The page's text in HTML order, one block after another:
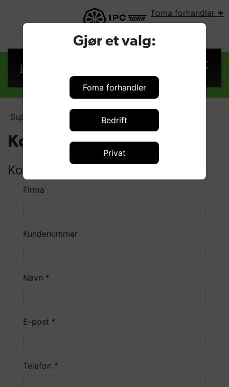
Gjør et valg:
Foma forhandler
Bedrift
Privat
Foma forhandler +
VELG LAND:
Logg inn
Support
Kontakt
Kontaktinfo
Firma
Kundenummer
Navn *
E-post *
Telefon *